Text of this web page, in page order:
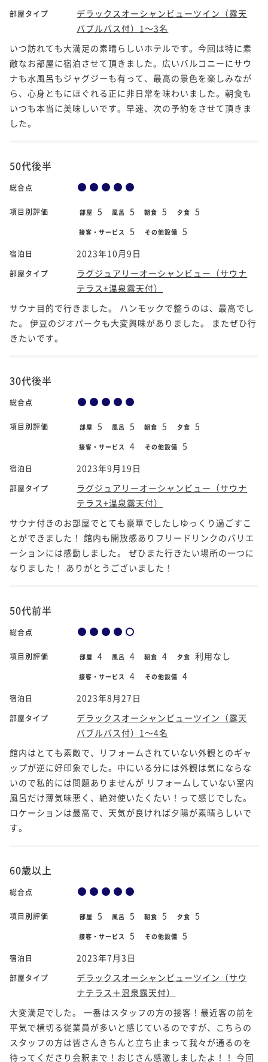
部屋タイプ
デラックスオーシャンビューツイン（露天
バブルバス付）1～3名
いつ訪れても大満足の素晴らしいホテルです。今回は特に素
敵なお部屋に宿泊させて頂きました。広いバルコニーにサウ
ナも水風呂もジャグジーも有って、最高の景色を楽しみなが
ら、心身ともにほぐれる正に非日常を味わいました。朝食も
いつも本当に美味しいです。早速、次の予約をさせて頂きま
した。
50代後半
総合点
項目別評価 部屋 5 風呂 5 朝食 5 夕食 5
接客・サービス 5 その他設備 5
宿泊日 2023年10月9日
部屋タイプ
ラグジュアリーオーシャンビュー（サウナ
テラス+温泉露天付）
サウナ目的で行きました。 ハンモックで整うのは、最高でし
た。 伊豆のジオパークも大変興味がありました。 またぜひ行
きたいです。
30代後半
総合点
項目別評価 部屋 5 風呂 5 朝食 5 夕食 5
接客・サービス 4 その他設備 5
宿泊日 2023年9月19日
部屋タイプ
ラグジュアリーオーシャンビュー（サウナ
テラス+温泉露天付）
サウナ付きのお部屋でとても豪華でしたしゆっくり過ごすこ
とができました！ 館内も開放感ありフリードリンクのバリエ
ーションには感動しました。 ぜひまた行きたい場所の一つに
なりました！ ありがとうございました！
50代前半
総合点
項目別評価 部屋 4 風呂 4 朝食 4 夕食 利用なし
接客・サービス 4 その他設備 4
宿泊日 2023年8月27日
部屋タイプ
デラックスオーシャンビューツイン（露天
バブルバス付）1～4名
館内はとても素敵で、リフォームされていない外観とのギャ
ップが逆に好印象でした。中にいる分には外観は気にならな
いので私的には問題ありませんが リフォームしていない室内
風呂だけ薄気味悪く、絶対使いたくたい！って感じでした。
ロケーションは最高で、天気が良ければ夕陽が素晴らしいで
す。
60歳以上
総合点
項目別評価 部屋 5 風呂 5 朝食 5 夕食 5
接客・サービス 5 その他設備 5
宿泊日 2023年7月3日
部屋タイプ
デラックスオーシャンビューツイン（サウ
ナテラス＋温泉露天付）
大変満足でした。 一番はスタッフの方の接客！最近客の前を
平気で横切る従業員が多いと感じているのですが、こちらの
スタッフの方は皆さんきちんと立ち止まって我々が通るのを
待ってくださり会釈まで！おじさん感激しましたよ！！ 今回